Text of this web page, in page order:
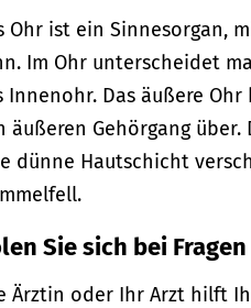
Ohr ist ein Sinnesorgan,
Im Ohr unterscheidet
Innenohr. Das äußere
äußeren Gehörgang über.
dünne Hautschicht
Sie sich bei
Ärztin oder Ihr Arzt hilft